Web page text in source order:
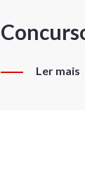
Ler mais